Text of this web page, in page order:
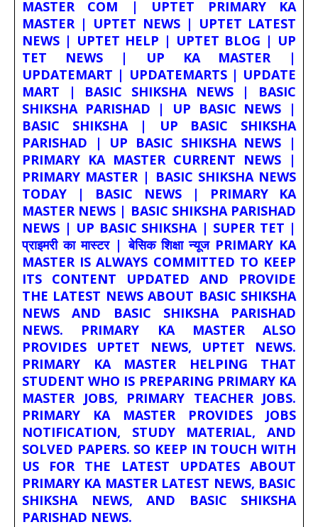
MASTER COM | UPTET PRIMARY KA
MASTER | UPTET NEWS | UPTET LATEST
NEWS | UPTET HELP | UPTET BLOG | UP
TET NEWS | UP KA MASTER |
UPDATEMART | UPDATEMARTS | UPDATE
MART | BASIC SHIKSHA NEWS | BASIC
SHIKSHA PARISHAD | UP BASIC NEWS |
BASIC SHIKSHA | UP BASIC SHIKSHA
PARISHAD | UP BASIC SHIKSHA NEWS |
PRIMARY KA MASTER CURRENT NEWS |
PRIMARY MASTER | BASIC SHIKSHA NEWS
TODAY | BASIC NEWS | PRIMARY KA
MASTER NEWS | BASIC SHIKSHA PARISHAD
NEWS | UP BASIC SHIKSHA | SUPER TET |
प्राइमरी का मास्टर | बेसिक शिक्षा न्यूज PRIMARY KA
MASTER IS ALWAYS COMMITTED TO KEEP
ITS CONTENT UPDATED AND PROVIDE
THE LATEST NEWS ABOUT BASIC SHIKSHA
NEWS AND BASIC SHIKSHA PARISHAD
NEWS. PRIMARY KA MASTER ALSO
PROVIDES UPTET NEWS, UPTET NEWS.
PRIMARY KA MASTER HELPING THAT
STUDENT WHO IS PREPARING PRIMARY KA
MASTER JOBS, PRIMARY TEACHER JOBS.
PRIMARY KA MASTER PROVIDES JOBS
NOTIFICATION, STUDY MATERIAL, AND
SOLVED PAPERS. SO KEEP IN TOUCH WITH
US FOR THE LATEST UPDATES ABOUT
PRIMARY KA MASTER LATEST NEWS, BASIC
SHIKSHA NEWS, AND BASIC SHIKSHA
PARISHAD NEWS.